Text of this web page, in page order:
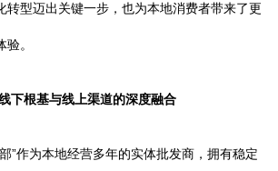
转型迈出关键一步，也为本地消费者带来了更
。
下根基与线上渠道的深度融合
”作为本地经营多年的实体批发商，拥有稳定